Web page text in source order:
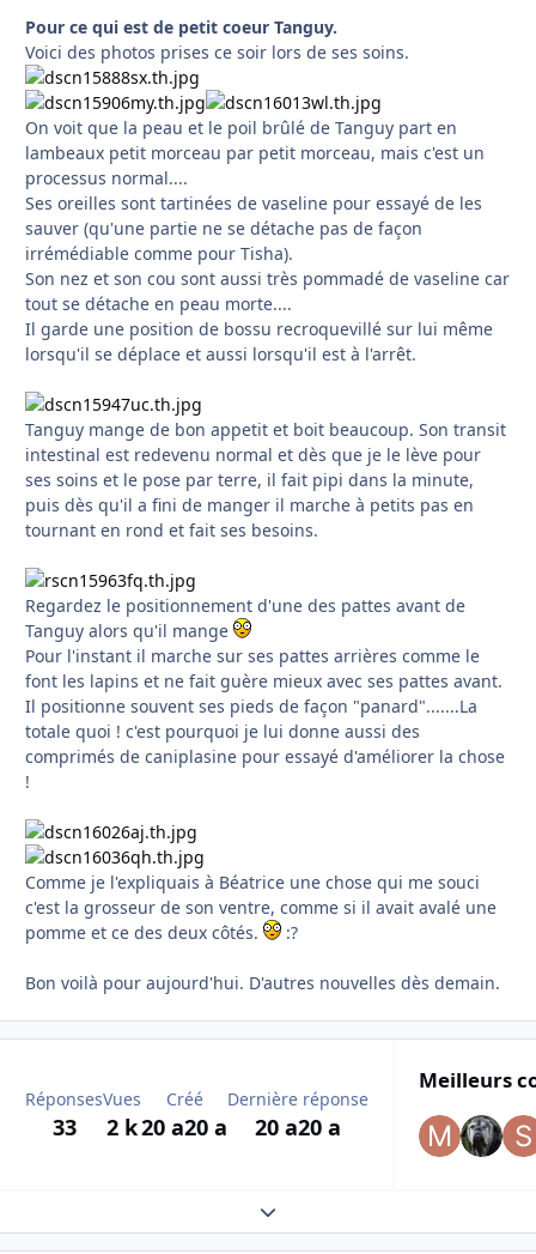
Pour ce qui est de petit coeur Tanguy.
Voici des photos prises ce soir lors de ses soins.
On voit que la peau et le poil brûlé de Tanguy part en
lambeaux petit morceau par petit morceau, mais c'est un
processus normal....
Ses oreilles sont tartinées de vaseline pour essayé de les
sauver (qu'une partie ne se détache pas de façon
irrémédiable comme pour Tisha).
Son nez et son cou sont aussi très pommadé de vaseline car
tout se détache en peau morte....
Il garde une position de bossu recroquevillé sur lui même
lorsqu'il se déplace et aussi lorsqu'il est à l'arrêt.
Tanguy mange de bon appetit et boit beaucoup. Son transit
intestinal est redevenu normal et dès que je le lève pour
ses soins et le pose par terre, il fait pipi dans la minute,
puis dès qu'il a fini de manger il marche à petits pas en
tournant en rond et fait ses besoins.
Regardez le positionnement d'une des pattes avant de
Tanguy alors qu'il mange
Pour l'instant il marche sur ses pattes arrières comme le
font les lapins et ne fait guère mieux avec ses pattes avant.
Il positionne souvent ses pieds de façon "panard".......La
totale quoi ! c'est pourquoi je lui donne aussi des
comprimés de caniplasine pour essayé d'améliorer la chose
!
Comme je l'expliquais à Béatrice une chose qui me souci
c'est la grosseur de son ventre, comme si il avait avalé une
pomme et ce des deux côtés.
:?
Bon voilà pour aujourd'hui. D'autres nouvelles dès demain.
Réponses
33
Vues
2 k
Créé
20 a20 a
Dernière réponse
20 a20 a
Meilleurs
Expand topic overview